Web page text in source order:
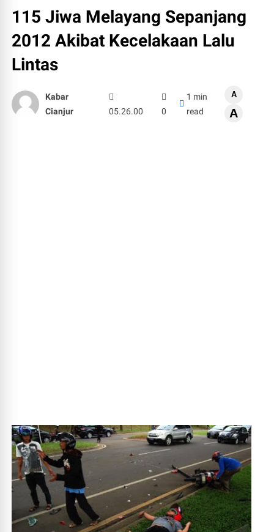
115 Jiwa Melayang Sepanjang
2012 Akibat Kecelakaan Lalu
Lintas
Kabar
Cianjur
05.26.00 0
1 min
read
A
A